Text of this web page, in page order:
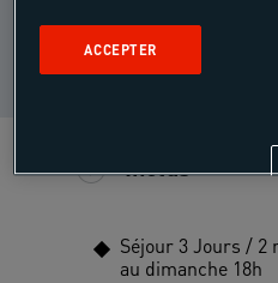
NIVEAU DE
Inclus
Séjour 3 Jours / 2
au dimanche 18h
ACCEPTER